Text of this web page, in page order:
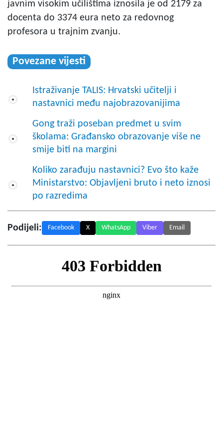
javnim visokim učilištima iznosila je od 2179 za
docenta do 3374 eura neto za redovnog
profesora u trajnim zvanju.
Povezane vijesti
Istraživanje TALIS: Hrvatski učitelji i
nastavnici među najobrazovanijima
Gong traži poseban predmet u svim
školama: Građansko obrazovanje više ne
smije biti na margini
Koliko zarađuju nastavnici? Evo što kaže
Ministarstvo: Objavljeni bruto i neto iznosi
po razredima
Podijeli: Facebook X WhatsApp Viber Email